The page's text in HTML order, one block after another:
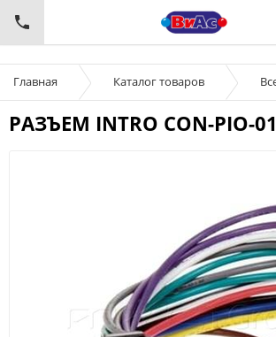
Главная Каталог товаров
РАЗЪЕМ INTRO CON-PIO-01